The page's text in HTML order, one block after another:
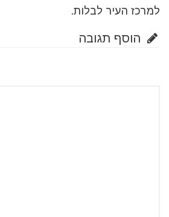
למרכז העיר לבלות.
הוסף תגובה